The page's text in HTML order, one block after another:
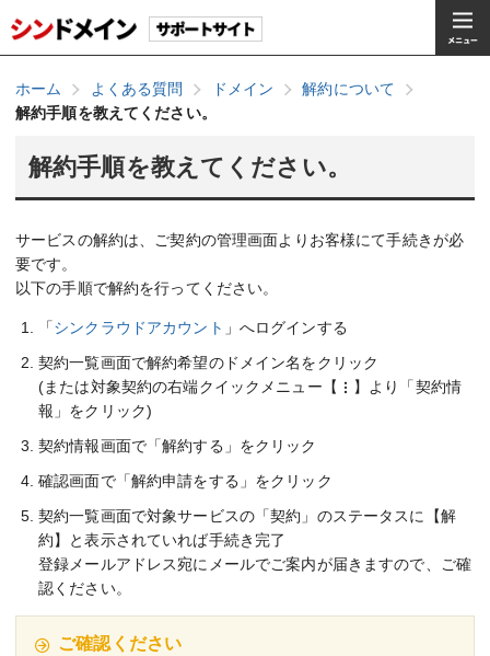
ホーム よくある質問 ドメイン
解約について
解約手順を教えてください。
解約手順を教えてください。
サービスの解約は、ご契約の管理画面よりお客様にて手続きが必
要です。
以下の手順で解約を行ってください。
「シンクラウドアカウント 」へログインする
契約一覧画面で解約希望のドメイン名をクリック
(または対象契約の右端クイックメニュー【
】より「契約情
報」をクリック)
契約情報画面で「解約する」をクリック
確認画面で「解約申請をする」をクリック
契約一覧画面で対象サービスの「契約」のステータスに【解
約】と表示されていれば手続き完了
登録メールアドレス宛にメールでご案内が届きますので、ご確
認ください。
ご確認ください